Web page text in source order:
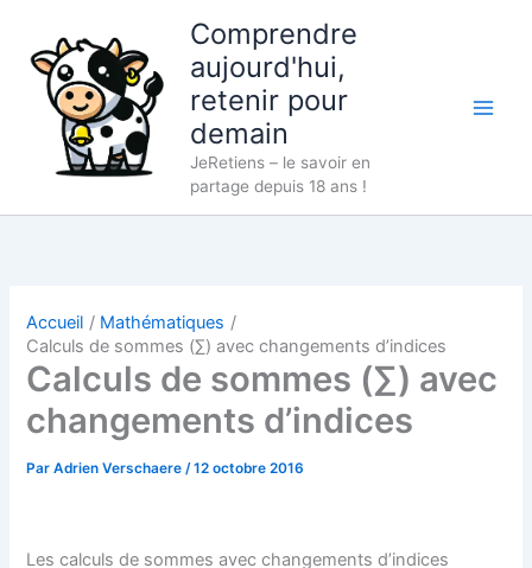
contenu
Comprendre
aujourd'hui,
retenir pour
demain
JeRetiens – le savoir en
partage depuis 18 ans !
Accueil
Mathématiques
Calculs de sommes (∑) avec changements d’indices
Calculs de sommes (∑) avec
changements d’indices
ParAdrien Verschaere/12 octobre 2016
Les calculs de sommes avec changements d’indices